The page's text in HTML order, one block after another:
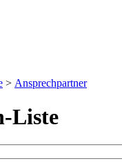
> Ansprechpartner
Liste